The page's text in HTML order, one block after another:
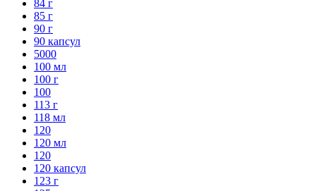
84 г
85 г
90 г
90 капсул
5000
100 мл
100 г
100
113 г
118 мл
120
120 мл
120
120 капсул
123 г